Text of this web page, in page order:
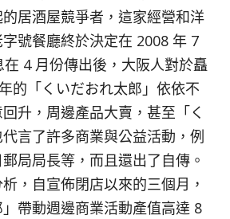
居酒屋競爭者，這家經營和洋
號餐廳終於決定在 2008 年 7
4 月份傳出後，大阪人對於矗
的「くいだおれ太郎」依依不
升，周邊產品大賣，甚至「く
言了許多商業與公益活動，例
局局長等，而且還出了自傳。
，自宣佈閉店以來的三個月，
」帶動週邊商業活動產值高達 8